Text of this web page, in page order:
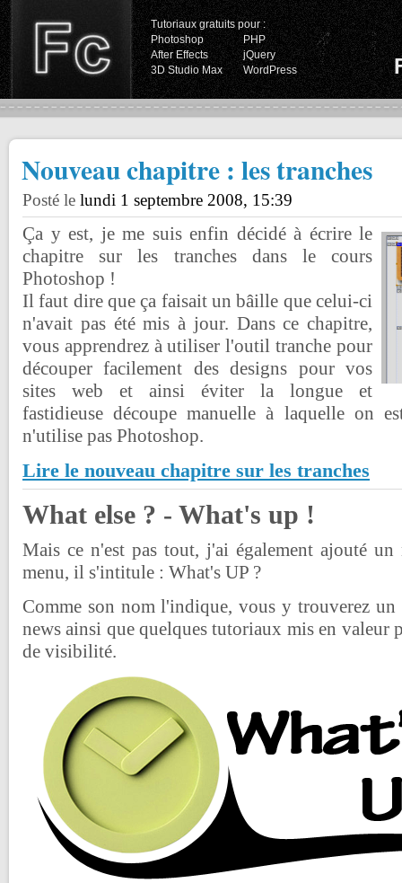
Tutoriaux gratuits pour :
Photoshop
PHP
After Effects
jQuery
3D Studio Max
WordPress
Nouveau chapitre : les tranches
Posté le lundi 1 septembre 2008, 15:39
Ça y est, je me suis enfin décidé à écrire le
chapitre sur les tranches dans le cours
Photoshop !
Il faut dire que ça faisait un bâille que celui-ci
n'avait pas été mis à jour. Dans ce chapitre,
vous apprendrez à utiliser l'outil tranche pour
découper facilement des designs pour vos
sites web et ainsi éviter la longue et
fastidieuse découpe manuelle à laquelle on
n'utilise pas Photoshop.
Lire le nouveau chapitre sur les tranches
What else ? - What's up !
Mais ce n'est pas tout, j'ai également ajouté
menu, il s'intitule : What's UP ?
Comme son nom l'indique, vous y trouverez un
news ainsi que quelques tutoriaux mis en valeur
de visibilité.